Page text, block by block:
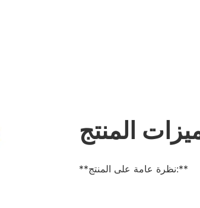
المنتج
**نظرة عامة على المنتج:**